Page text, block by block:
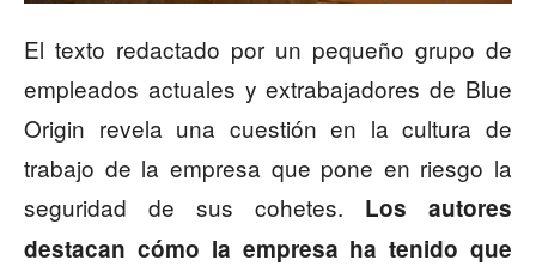
El texto redactado por un pequeño grupo de
empleados actuales y extrabajadores de Blue
Origin revela una cuestión en la cultura de
trabajo de la empresa que pone en riesgo la
seguridad de sus cohetes. Los autores
destacan cómo la empresa ha tenido que